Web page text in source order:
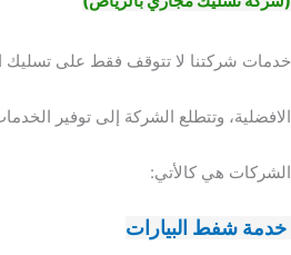
خدمات شركتنا لا تتوقف فقط على تسليك
الافضلية، وتتطلع الشركة إلى توفير
الشركات هي كالأتي:
خدمة شفط البيارات